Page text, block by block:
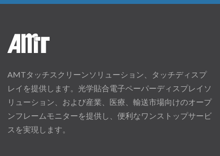
AMTタッチスクリーンソリューション、タッチディスプ
レイを提供します。光学貼合電子ペーパーディスプレイソ
リューション、および産業、医療、輸送市場向けのオープ
ンフレームモニターを提供し、便利なワンストップサービ
スを実現します。